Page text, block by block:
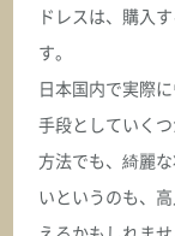
ドレスは、購入
す。
日本国内で実際
手段としていく
方法でも、綺麗
いというのも、